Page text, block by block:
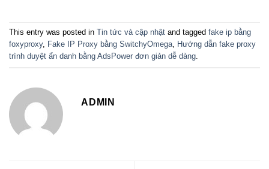
This entry was posted in Tin tức và cập nhật and tagged fake ip bằng
foxyproxy, Fake IP Proxy bằng SwitchyOmega, Hướng dẫn fake proxy
trình duyệt ẩn danh bằng AdsPower đơn giản dễ dàng.
ADMIN